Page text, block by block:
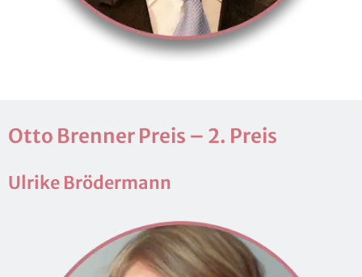
Otto Bren­ner Preis – 2. Preis
Ul­ri­ke Brö­der­mann